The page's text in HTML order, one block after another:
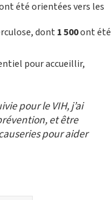
été orientées vers les
dont1 500ont été
pour accueillir,
pour le VIH, j’ai
et être
pour aider